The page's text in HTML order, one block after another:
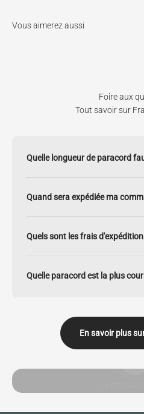
Foire aux
Tout savoir sur
Quelle longueur de paracord
Quand sera expédiée ma
Quels sont les frais
Quelle paracord est la plus
En savoir plus